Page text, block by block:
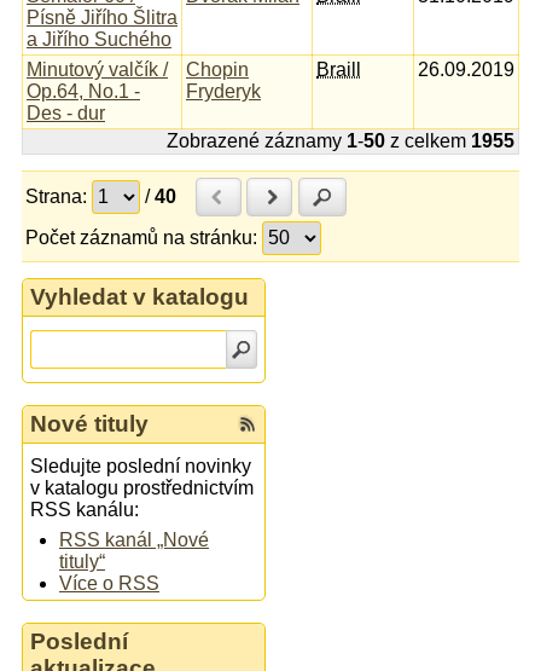
Písně Jiřího Šlitra
a Jiřího Suchého
Minutový valčík /
Op.64, No.1 -
Des - dur
Chopin
Fryderyk
Braill 26.09.2019
Zobrazené záznamy 1-50 z celkem 1955
Strana: /40 Předchozí
Další
Počet záznamů na stránku:
Vyhledat v katalogu
Nové tituly
Sledujte poslední novinky
v katalogu prostřednictvím
RSS kanálu:
RSS kanál „Nové
tituly“
Více o RSS
Poslední